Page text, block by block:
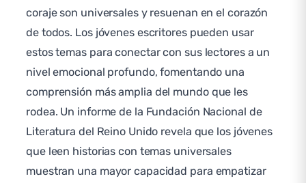
coraje son universales y resuenan en el corazón
de todos. Los jóvenes escritores pueden usar
estos temas para conectar con sus lectores a un
nivel emocional profundo, fomentando una
comprensión más amplia del mundo que les
rodea. Un informe de la Fundación Nacional de
Literatura del Reino Unido revela que los jóvenes
que leen historias con temas universales
muestran una mayor capacidad para empatizar